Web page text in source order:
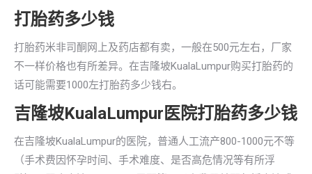
打胎药多少钱
打胎药米非司酮网上及药店都有卖，一般在500元左右，厂家
不一样价格也有所差异。在吉隆坡KualaLumpur购买打胎药的
话可能需要1000左打胎药多少钱右。
吉隆坡KualaLumpur医院打胎药多少钱
在吉隆坡KualaLumpur的医院，普通人工流产800-1000元不等
（手术费因怀孕时间、手术难度、是否高危情况等有所浮